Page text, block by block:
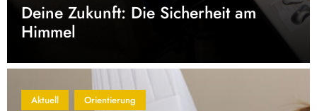
Deine Zukunft: Die Sicherheit am
Himmel
Aktuell Orientierung